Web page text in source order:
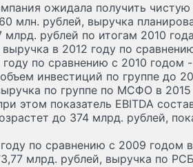
ожидала получить
млн. рублей, выручка
рублей по итогам 2010
в 2012 году по
по сравнению с 2010 годом -
инвестиций по группе до
по группе по МСФО в
этом показатель EBITDA
до 374 млрд. рублей,
по сравнению с 2009 годом
млрд. рублей, выручка по